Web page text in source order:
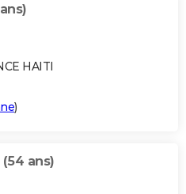
HAITI
)
(54 ans)